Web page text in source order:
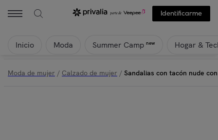
Identificarme
Inicio Moda Summer Camp new Hogar &
Moda de mujer / Calzado de mujer / Sandalias con tacón nude